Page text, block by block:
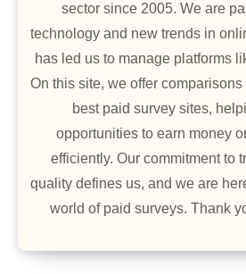
sector since 2005. We are
technology and new trends in
has led us to manage platforms
On this site, we offer
best paid survey sites,
opportunities to earn money
efficiently. Our commitment to
quality defines us, and we are
world of paid surveys. Thank